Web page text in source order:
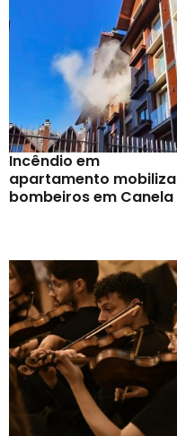
Incêndio em
apartamento mobiliza
bombeiros em Canela